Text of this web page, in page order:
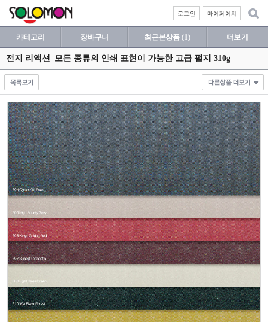
마이페이지
로그인
카테고리 장바구니 최근본상품 (1) 더보기
전지 리액션_모든 종류의 인쇄 표현이 가능한 고급 펄지 310g